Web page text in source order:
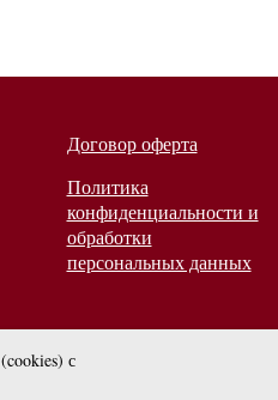
(cookies) с
Договор оферта
Политика
конфиденциальности и
обработки
персональных данных